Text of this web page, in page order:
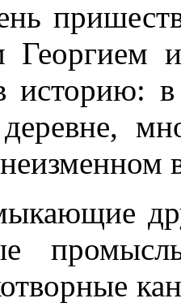
историю: